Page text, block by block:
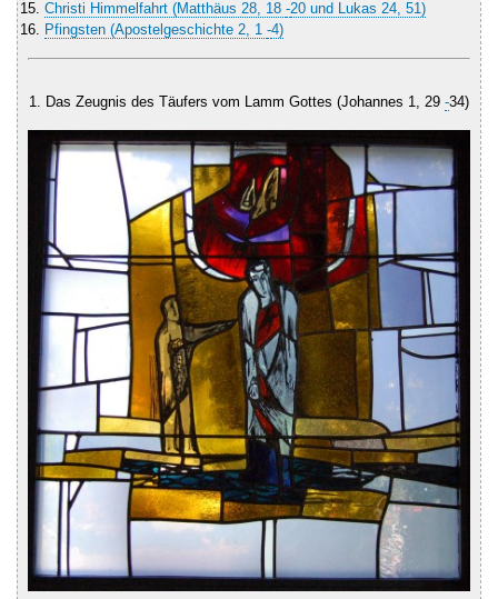
Christi Himmelfahrt (Matthäus 28, 18 -20 und Lukas 24, 51)
Pfingsten (Apostelgeschichte 2, 1 -4)
1. Das Zeugnis des Täufers vom Lamm Gottes (Johannes 1, 29 -34)